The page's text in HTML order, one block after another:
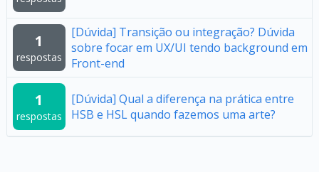
1
respostas
[Dúvida] Transição ou integração? Dúvida
sobre focar em UX/UI tendo background em
Front-end
1
respostas
[Dúvida] Qual a diferença na prática entre
HSB e HSL quando fazemos uma arte?